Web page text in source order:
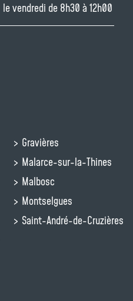
le vendredi de 8h30 à 12h00
Gravières
Malarce-sur-la-Thines
Malbosc
Montselgues
Saint-André-de-Cruzières